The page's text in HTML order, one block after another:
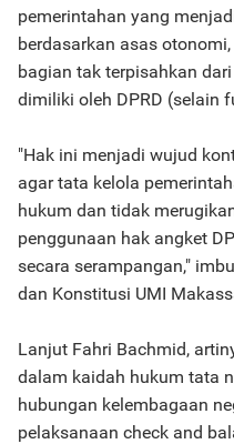
pemerintahan yang
berdasarkan asas
bagian tak terpisahkan
dimiliki oleh DPRD (selain
"Hak ini menjadi wujud
agar tata kelola
hukum dan tidak
penggunaan hak angket
secara serampangan,"
dan Konstitusi UMI
Lanjut Fahri Bachmid,
dalam kaidah hukum tata
hubungan kelembagaan
pelaksanaan check and